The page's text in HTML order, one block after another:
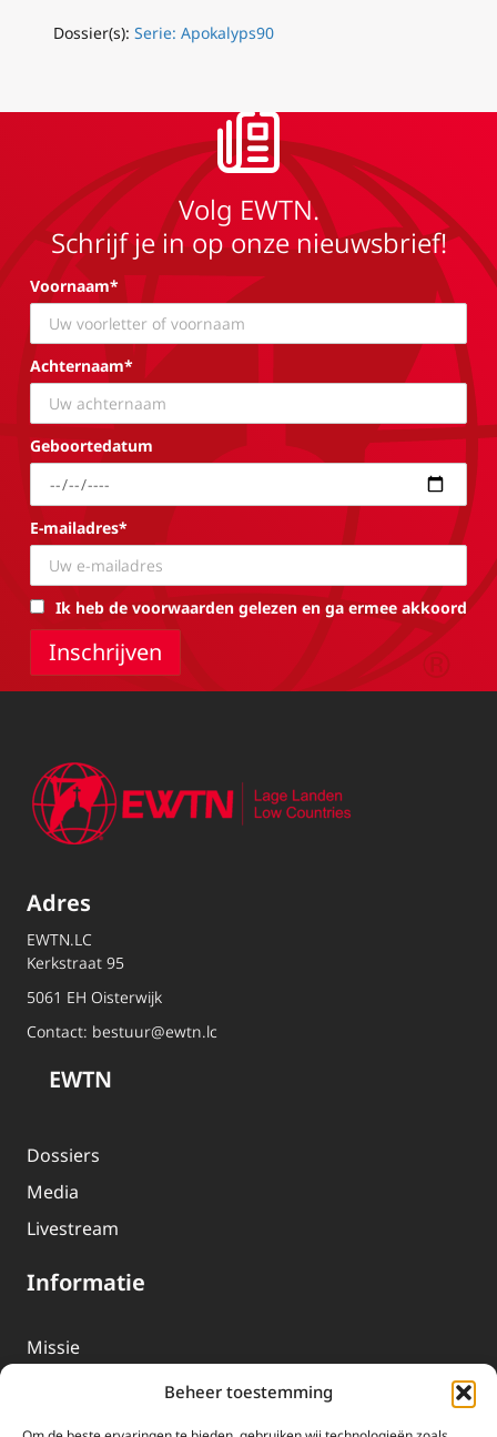
Beheer toestemming
Dossier(s): Serie: Apokalyps90
Volg EWTN.
Schrijf je in op onze nieuwsbrief!
Voornaam*
Achternaam*
Geboortedatum
E-mailadres*
Ik heb de voorwaarden gelezen en ga ermee akkoord
Adres
EWTN.LC
Kerkstraat 95
5061 EH Oisterwijk
Contact: bestuur@ewtn.lc
EWTN
Dossiers
Media
Livestream
Informatie
Missie